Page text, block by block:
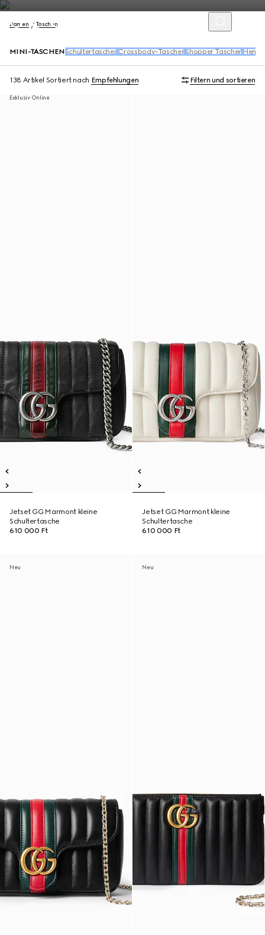
Damen Taschen
MINI-TASCHEN Schultertaschen Crossbody-Taschen Shopper Taschen
138 Artikel Sortiert nach Empfehlungen Filtern und sortieren
Exklusiv Online
Jetset GG Marmont kleine
Schultertasche
610 000 Ft
Jetset GG Marmont kleine
Schultertasche
610 000 Ft
Neu Neu